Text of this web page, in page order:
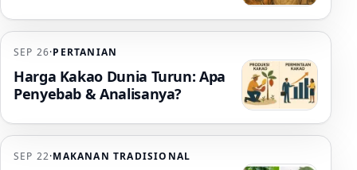
SEP 26·PERTANIAN
Harga Kakao Dunia Turun: Apa
Penyebab & Analisanya?
SEP 22·MAKANAN TRADISIONAL